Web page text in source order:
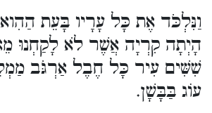
וַנִּלְכֹּד אֶת כָּל עָרָיו בָּעֵת
הָיְתָה קִרְיָה אֲשֶׁר לֹא לָקַחְנוּ
שִׁשִּׁים עִיר כָּל חֶבֶל אַרְגֹּב
עוֹג בַּבָּשָׁן.